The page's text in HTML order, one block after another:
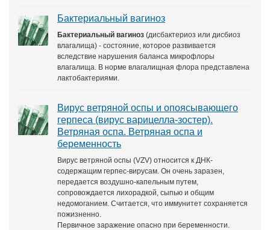
Бактериальный вагиноз
Бактериальный вагиноз (дисбактериоз или дисбиоз
влагалища) - состояние, которое развивается
вследствие нарушения баланса микрофлоры
влагалища. В норме влагалищная флора представлена
лактобактериями.
Вирус ветряной оспы и опоясывающего
герпеса (вирус варицелла-зостер).
Ветряная оспа. Ветряная оспа и
беременность
Вирус ветряной оспы (VZV) относится к ДНК-
содержащим герпес-вирусам. Он очень заразен,
передается воздушно-капельным путем,
сопровождается лихорадкой, сыпью и общим
недомоганием. Считается, что иммунитет сохраняется
пожизненно.
Первичное заражение опасно при беременности.